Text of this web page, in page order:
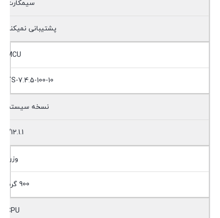
سیمکارت
پشتیبانی نمیکند
MCU
TS-7.4.5-100-10
نسخه سیستم
V12.1.1
وزن
900 گرم
CPU